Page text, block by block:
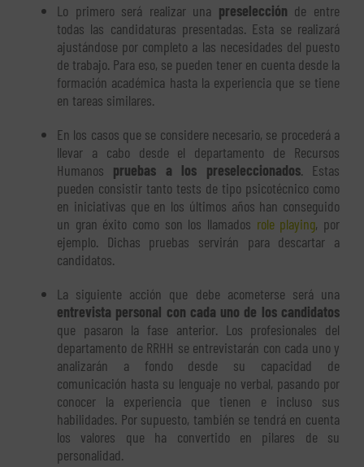
Lo primero será realizar una preselección de entre
todas las candidaturas presentadas. Esta se realizará
ajustándose por completo a las necesidades del puesto
de trabajo. Para eso, se pueden tener en cuenta desde la
formación académica hasta la experiencia que se tiene
en tareas similares.
En los casos que se considere necesario, se procederá a
llevar a cabo desde el departamento de Recursos
Humanos pruebas a los preseleccionados. Estas
pueden consistir tanto tests de tipo psicotécnico como
en iniciativas que en los últimos años han conseguido
un gran éxito como son los llamados role playing, por
ejemplo. Dichas pruebas servirán para descartar a
candidatos.
La siguiente acción que debe acometerse será una
entrevista personal con cada uno de los candidatos
que pasaron la fase anterior. Los profesionales del
departamento de RRHH se entrevistarán con cada uno y
analizarán a fondo desde su capacidad de
comunicación hasta su lenguaje no verbal, pasando por
conocer la experiencia que tienen e incluso sus
habilidades. Por supuesto, también se tendrá en cuenta
los valores que ha convertido en pilares de su
personalidad.